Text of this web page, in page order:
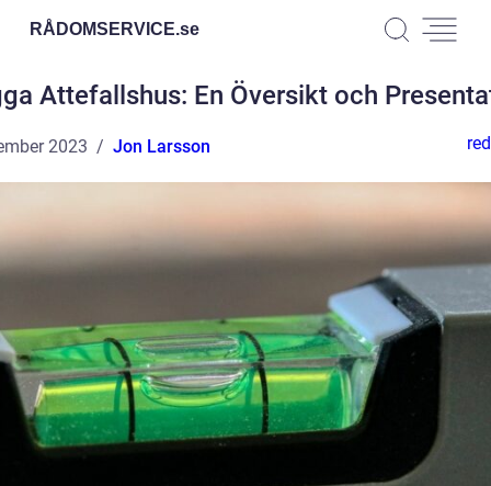
RÅDOMSERVICE.se
Attefallshus: En Översikt och
2023 Jon Larsson